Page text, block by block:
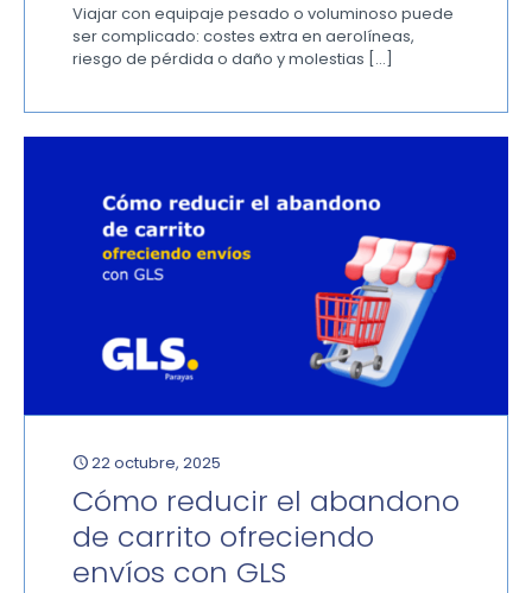
Viajar con equipaje pesado o voluminoso puede
ser complicado: costes extra en aerolíneas,
riesgo de pérdida o daño y molestias […]
22 octubre, 2025
Cómo reducir el abandono
de carrito ofreciendo
envíos con GLS